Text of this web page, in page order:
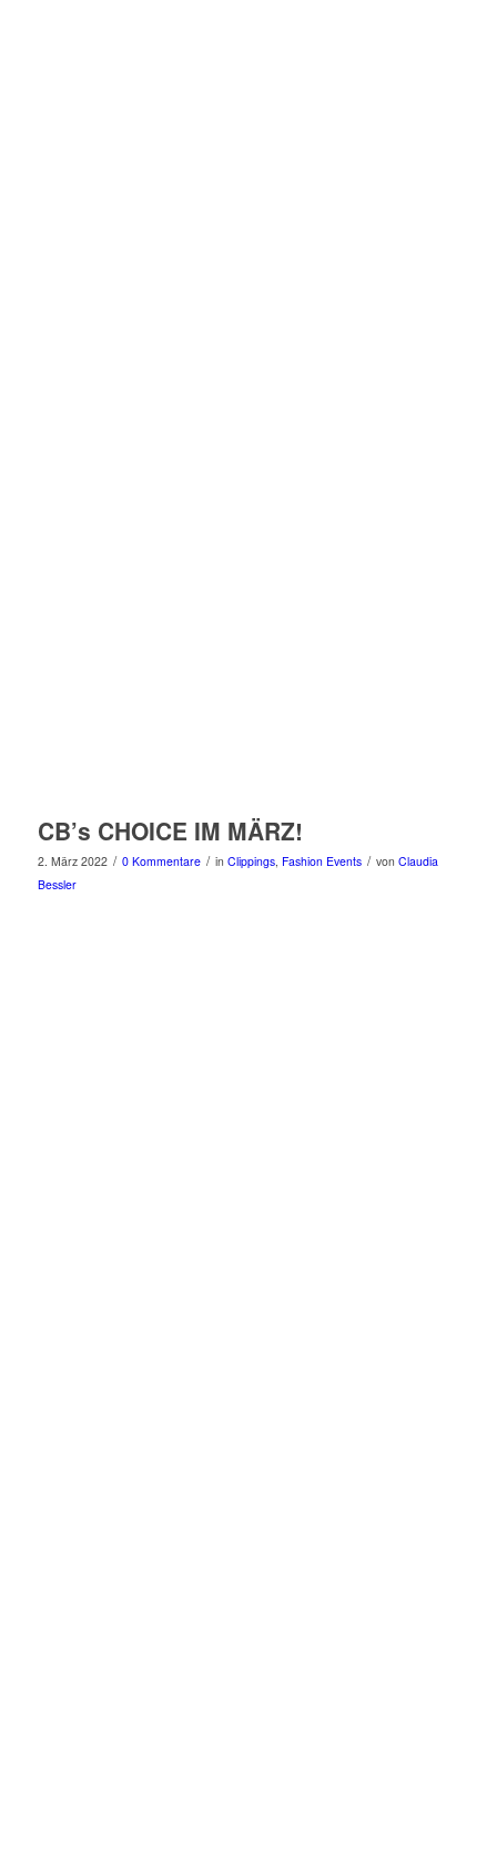
CB’s CHOICE IM MÄRZ!
2. März 2022 / 0 Kommentare / in Clippings, Fashion Events / von Claudia
Bessler